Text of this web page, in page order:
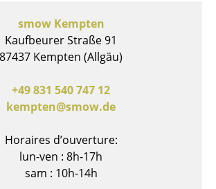
de bar
smow Kempten
Kaufbeurer Straße 91
87437 Kempten (Allgäu)
+49 831 540 747 12
kempten@smow.de
Horaires d’ouverture:
lun-ven : 8h-17h
sam : 10h-14h